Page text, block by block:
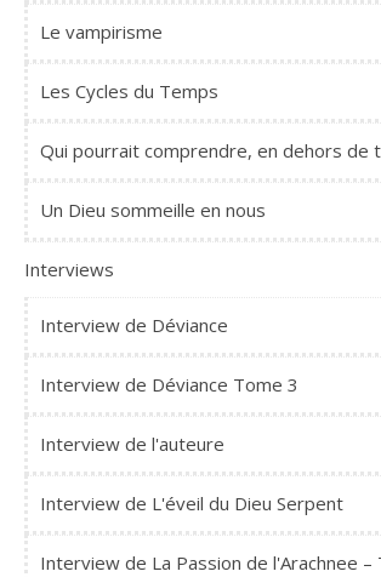
Le vampirisme
Les Cycles du Temps
Qui pourrait comprendre, en dehors de
Un Dieu sommeille en nous
Interviews
Interview de Déviance
Interview de Déviance Tome 3
Interview de l'auteure
Interview de L'éveil du Dieu Serpent
Interview de La Passion de l'Arachnee –